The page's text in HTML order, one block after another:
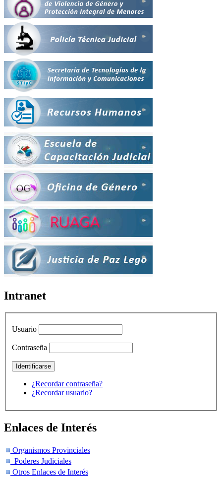
Intranet
Usuario
Contraseña
¿Recordar contraseña?
¿Recordar usuario?
Enlaces de Interés
Organismos Provinciales
Poderes Judiciales
Otros Enlaces de Interés